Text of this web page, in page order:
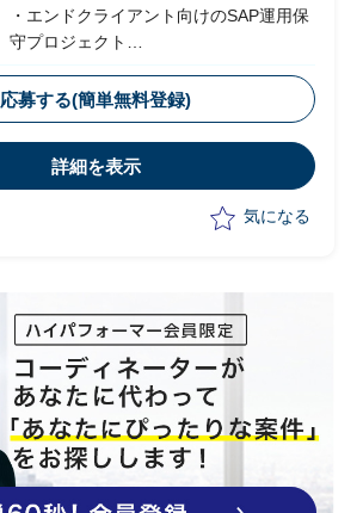
・エンドクライアント向けのSAP運用保
守プロジェクト
・新規の運用開始に向けて、現状は以下
の業務を実施予定
-顧客フェイシングにおける要件整理
-若手社員への指導
応募する(簡単無料登録)
詳細を表示
気になる